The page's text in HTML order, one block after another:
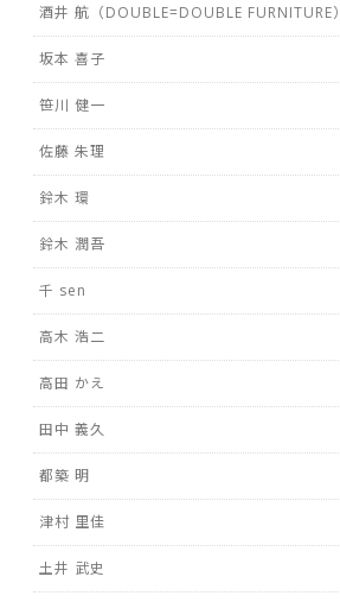
酒井 航（DOUBLE=DOUBLE FURNITURE）
坂本 喜子
笹川 健一
佐藤 朱理
鈴木 環
鈴木 潤吾
千 sen
高木 浩二
高田 かえ
田中 義久
都築 明
津村 里佳
土井 武史